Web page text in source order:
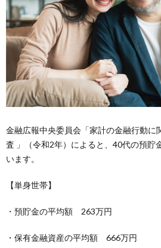
金融広報中央委員会「家計の金融行動に
査 」（令和2年）によると、40代の預貯
います。
【単身世帯】
・預貯金の平均額 263万円
・保有金融資産の平均額 666万円